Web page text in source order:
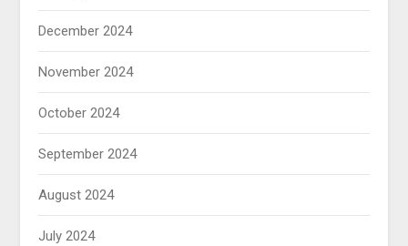
December 2024
November 2024
October 2024
September 2024
August 2024
July 2024